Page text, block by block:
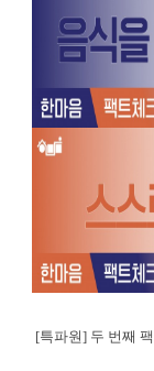
[특파원] 두 번째